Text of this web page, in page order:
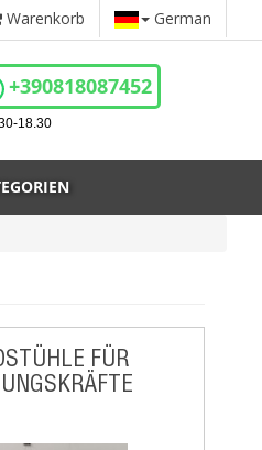
Warenkorb German
+390818087452
18.30
FÜR